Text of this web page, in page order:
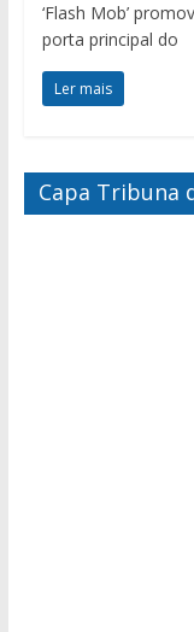
‘Flash Mob’
porta principal do
Ler mais
Capa Tribuna